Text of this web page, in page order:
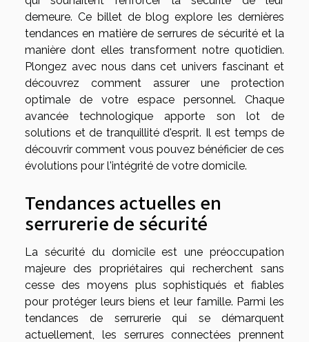
demeure. Ce billet de blog explore les dernières
tendances en matière de serrures de sécurité et la
manière dont elles transforment notre quotidien.
Plongez avec nous dans cet univers fascinant et
découvrez comment assurer une protection
optimale de votre espace personnel. Chaque
avancée technologique apporte son lot de
solutions et de tranquillité d'esprit. Il est temps de
découvrir comment vous pouvez bénéficier de ces
évolutions pour l'intégrité de votre domicile.
Tendances actuelles en
serrurerie de sécurité
La sécurité du domicile est une préoccupation
majeure des propriétaires qui recherchent sans
cesse des moyens plus sophistiqués et fiables
pour protéger leurs biens et leur famille. Parmi les
tendances de serrurerie qui se démarquent
actuellement, les serrures connectées prennent